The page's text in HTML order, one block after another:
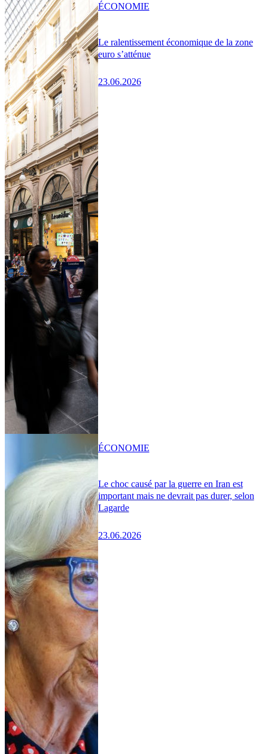
Le ralentissement économique de la zone
euro s’atténue
23.06.2026
ÉCONOMIE
Le choc causé par la guerre en Iran est
important mais ne devrait pas durer, selon
Lagarde
23.06.2026
ÉCONOMIE